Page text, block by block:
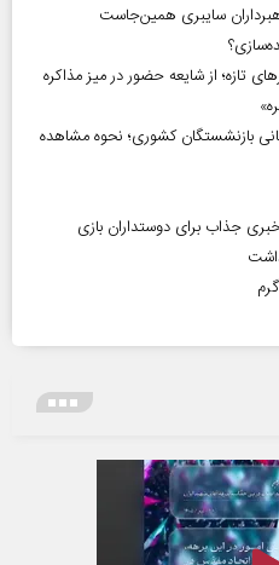
سایبری همین‌جاست
از شایعه حضور در میز مذاکره
۷۵ میلیون تومانی بازنشستگان کشوری؛ نحوه مشاهده